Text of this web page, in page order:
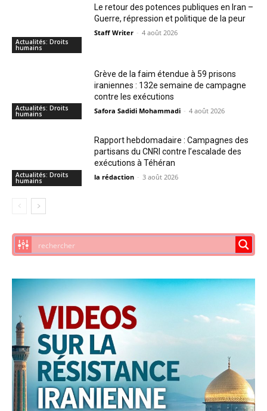
Actualités: Droits
humains
Le retour des potences publiques en Iran –
Guerre, répression et politique de la peur
Staff Writer - 4 août 2026
Actualités: Droits
humains
Grève de la faim étendue à 59 prisons
iraniennes : 132e semaine de campagne
contre les exécutions
Safora Sadidi Mohammadi - 4 août 2026
Actualités: Droits
humains
Rapport hebdomadaire : Campagnes des
partisans du CNRI contre l’escalade des
exécutions à Téhéran
la rédaction - 3 août 2026